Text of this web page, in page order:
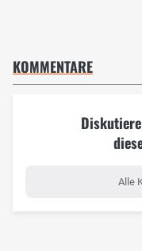
KOMMENTARE
Alle